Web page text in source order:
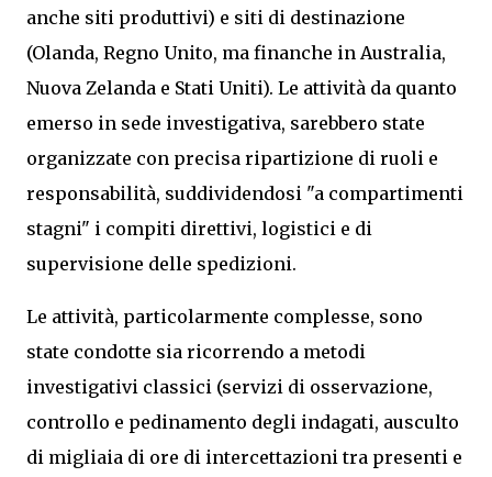
anche siti produttivi) e siti di destinazione
(Olanda, Regno Unito, ma finanche in Australia,
Nuova Zelanda e Stati Uniti). Le attività da quanto
emerso in sede investigativa, sarebbero state
organizzate con precisa ripartizione di ruoli e
responsabilità, suddividendosi "a compartimenti
stagni" i compiti direttivi, logistici e di
supervisione delle spedizioni.
Le attività, particolarmente complesse, sono
state condotte sia ricorrendo a metodi
investigativi classici (servizi di osservazione,
controllo e pedinamento degli indagati, ausculto
di migliaia di ore di intercettazioni tra presenti e